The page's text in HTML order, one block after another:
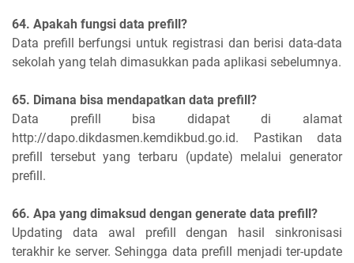
64. Apakah fungsi data prefill?
Data prefill berfungsi untuk registrasi dan berisi data-data
sekolah yang telah dimasukkan pada aplikasi sebelumnya.
65. Dimana bisa mendapatkan data prefill?
Data prefill bisa didapat di alamat
http://dapo.dikdasmen.kemdikbud.go.id. Pastikan data
prefill tersebut yang terbaru (update) melalui generator
prefill.
66. Apa yang dimaksud dengan generate data prefill?
Updating data awal prefill dengan hasil sinkronisasi
terakhir ke server. Sehingga data prefill menjadi ter-update